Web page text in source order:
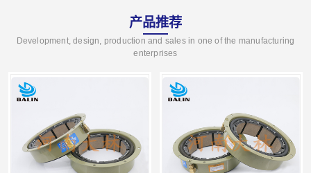
产品推荐
Development, design, production and sales in one of the manufacturing
enterprises